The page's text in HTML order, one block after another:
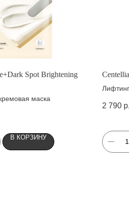
Spot Brightening
маска
В КОРЗИНУ
2 790 р.